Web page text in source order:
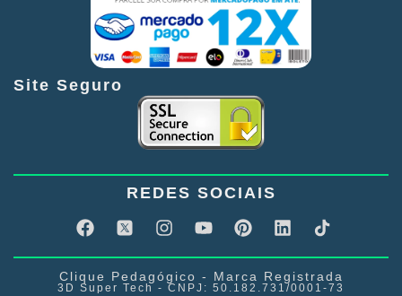
Site Seguro
REDES SOCIAIS
Clique Pedagógico - Marca Registrada
3D Super Tech - CNPJ: 50.182.731/0001-73